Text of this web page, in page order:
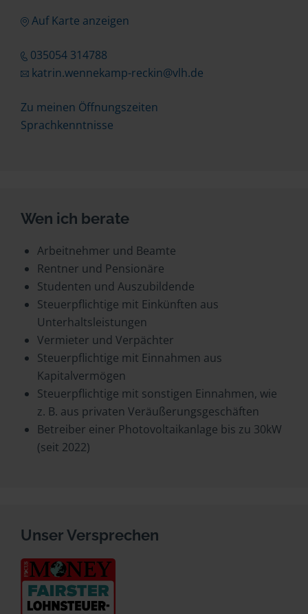
Auf Karte anzeigen
035054 314788
katrin.wennekamp-reckin@vlh.de
Zu meinen Öffnungszeiten
Sprachkenntnisse
Wen ich berate
Arbeitnehmer und Beamte
Rentner und Pensionäre
Studenten und Auszubildende
Steuerpflichtige mit Einkünften aus
Unterhaltsleistungen
Vermieter und Verpächter
Steuerpflichtige mit Einnahmen aus
Kapitalvermögen
Steuerpflichtige mit sonstigen Einnahmen, wie
z. B. aus privaten Veräußerungsgeschäften
Betreiber einer Photovoltaikanlage bis zu 30kW
(seit 2022)
Unser Versprechen